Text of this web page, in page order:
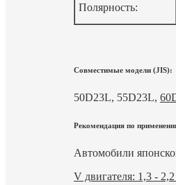
Полярность:
Совместимые модели (JIS):
50D23L, 55D23L,
Рекомендация по
Автомобили
V двигателя: 1,3 -